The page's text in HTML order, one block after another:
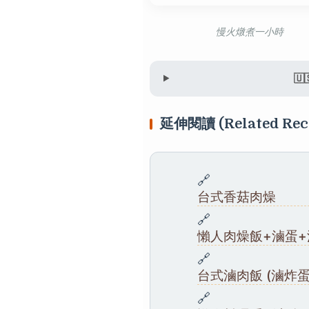
慢火燉煮一小時
延伸閱讀 (Related
🔗
台式香菇肉燥
🔗
懶人肉燥飯+滷蛋
🔗
台式滷肉飯 (滷炸
🔗